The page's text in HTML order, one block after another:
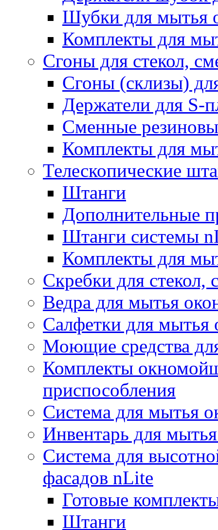
Шубки для мытья
Комплекты для
Сгоны для стекол,
Сгоны (склизы)
Держатели для S-
Сменные
Комплекты для
Телескопические
Штанги
Дополнительные
Штанги системы
Комплекты для
Скребки для стекол,
Ведра для мытья
Салфетки для мытья
Моющие средства
Комплекты
приспособления
Система для мытья
Инвентарь для
Система для
фасадов nLite
Готовые
Штанги